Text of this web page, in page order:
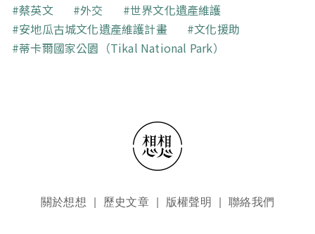
蔡英文
外交
世界文化遺產維護
安地瓜古城文化遺產維護計畫
文化援助
蒂卡爾國家公園（Tikal National Park）
頁尾選單關於想想 歷史文章 版權聲明 聯絡我們